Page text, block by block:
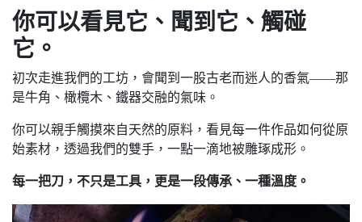
你可以看見它、聞到它、觸碰
它。
初次走進我們的工坊，會聞到一股古老而迷人的香氣——那
是牛角、橄欖木、鐵器交融的氣味。
你可以親手觸摸來自天然的原料，看見每一件作品如何從原
始素材，透過我們的雙手，一點一滴地被雕琢成形。
每一把刀，不只是工具，更是一段傳承、一種溫度。